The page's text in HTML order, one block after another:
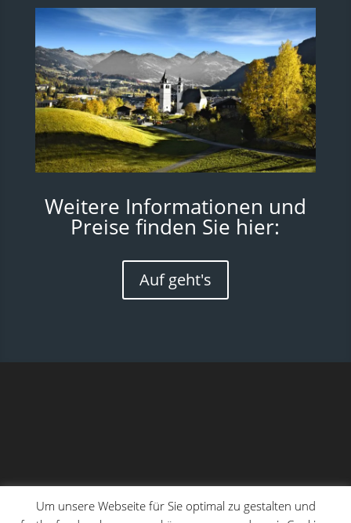
Weitere Informationen und
Preise finden Sie hier:
Auf geht's
Um unsere Webseite für Sie optimal zu gestalten und